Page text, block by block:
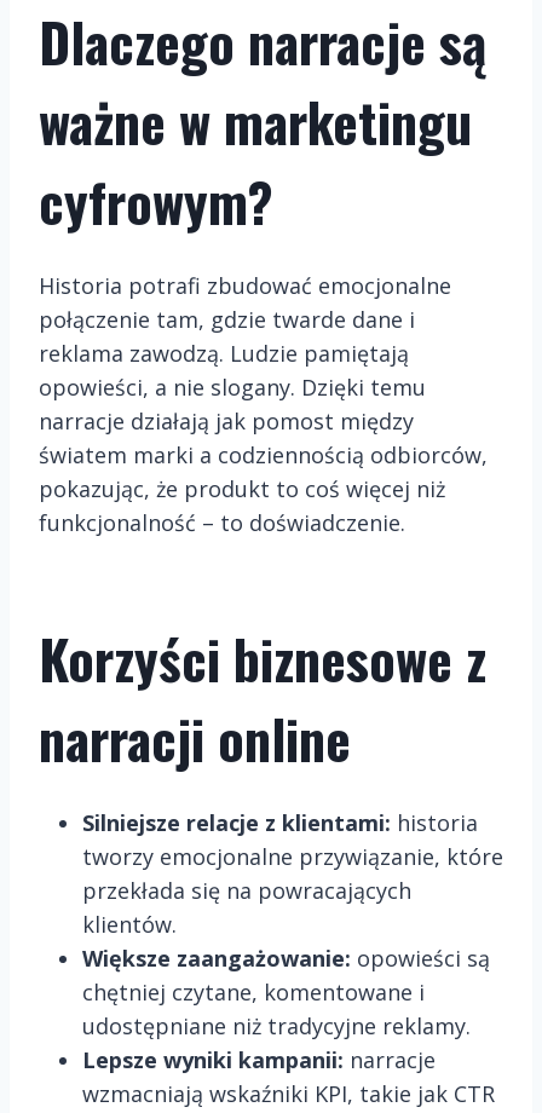
Dlaczego narracje są
ważne w marketingu
cyfrowym?
Historia potrafi zbudować emocjonalne
połączenie tam, gdzie twarde dane i
reklama zawodzą. Ludzie pamiętają
opowieści, a nie slogany. Dzięki temu
narracje działają jak pomost między
światem marki a codziennością odbiorców,
pokazując, że produkt to coś więcej niż
funkcjonalność – to doświadczenie.
Korzyści biznesowe z
narracji online
Silniejsze relacje z klientami: historia
tworzy emocjonalne przywiązanie, które
przekłada się na powracających
klientów.
Większe zaangażowanie: opowieści są
chętniej czytane, komentowane i
udostępniane niż tradycyjne reklamy.
Lepsze wyniki kampanii: narracje
wzmacniają wskaźniki KPI, takie jak CTR